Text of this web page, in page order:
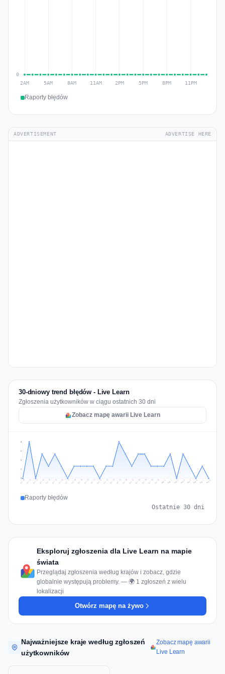
Raporty błędów
ADVERTISEMENT ADVERTISE HERE
30-dniowy trend błędów - Live Learn
Zgłoszenia użytkowników w ciągu ostatnich 30 dni
Zobacz mapę awarii Live Learn
1
2
2
3
Jul 10 Jul 11 Jul 12 Jul 13 Jul 14 Jul 15 Jul 16 Jul 17 Jul 18 Jul 19 Jul 20 Jul 21 Jul 22 Jul 23 Jul 24 Jul 25 Jul 26 Jul 27 Jul 28 Jul 29 Jul 30 Jul 31 Aug 1 Aug 2 Aug 3 Aug 4 Aug 5 Aug 6 Aug 7 Aug 8
Raporty błędów
Ostatnie 30 dni
Eksploruj zgłoszenia dla Live Learn na mapie
świata
Przeglądaj zgłoszenia według krajów i zobacz, gdzie
globalnie występują problemy. — 🌍 1 zgłoszeń z wielu
lokalizacji
Otwórz mapę na żywo
Najważniejsze kraje według zgłoszeń
użytkowników
Zobacz mapę awarii
Live Learn